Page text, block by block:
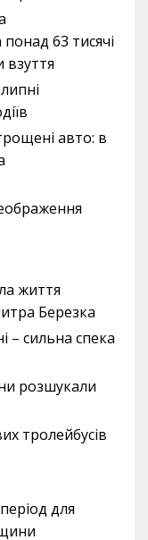
63 тисячі
авто: в
життя
Березка
– сильна спека
розшукали
тролейбусів
для